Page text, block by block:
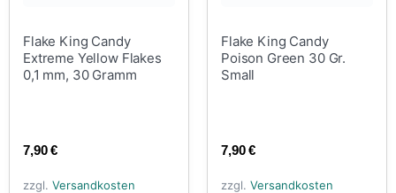
Flake King Candy
Extreme Yellow Flakes
0,1 mm, 30 Gramm
7,90€
zzgl. Versandkosten
Flake King Candy
Poison Green 30 Gr.
Small
7,90€
zzgl. Versandkosten